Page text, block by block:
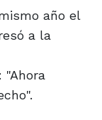
año el
a la
"Ahora